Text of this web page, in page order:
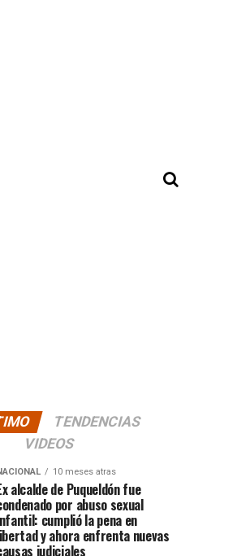
TENDENCIAS
VIDEOS
10 meses atras
alcalde de Puqueldón fue
por abuso sexual
cumplió la pena en
y ahora enfrenta nuevas
judiciales